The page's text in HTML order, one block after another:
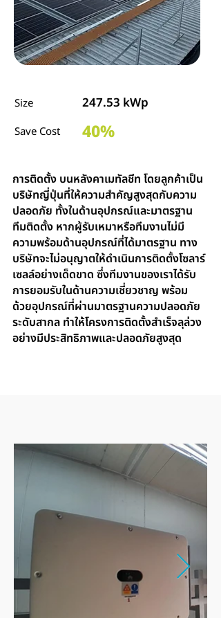
Size
Save Cost
247.53 kWp
40%
การติดตั้ง บนหลังคาเมทัลชีท โดยลูกค้าเป็น
บริษัทญี่ปุ่นที่ให้ความสำคัญสูงสุดกับความ
ปลอดภัย ทั้งในด้านอุปกรณ์และมาตรฐาน
ทีมติดตั้ง หากผู้รับเหมาหรือทีมงานไม่มี
ความพร้อมด้านอุปกรณ์ที่ได้มาตรฐาน ทาง
บริษัทจะไม่อนุญาตให้ดำเนินการติดตั้งโซลาร์
เซลล์อย่างเด็ดขาด ซึ่งทีมงานของเราได้รับ
การยอมรับในด้านความเชี่ยวชาญ พร้อม
ด้วยอุปกรณ์ที่ผ่านมาตรฐานความปลอดภัย
ระดับสากล ทำให้โครงการติดตั้งสำเร็จลุล่วง
อย่างมีประสิทธิภาพและปลอดภัยสูงสุด